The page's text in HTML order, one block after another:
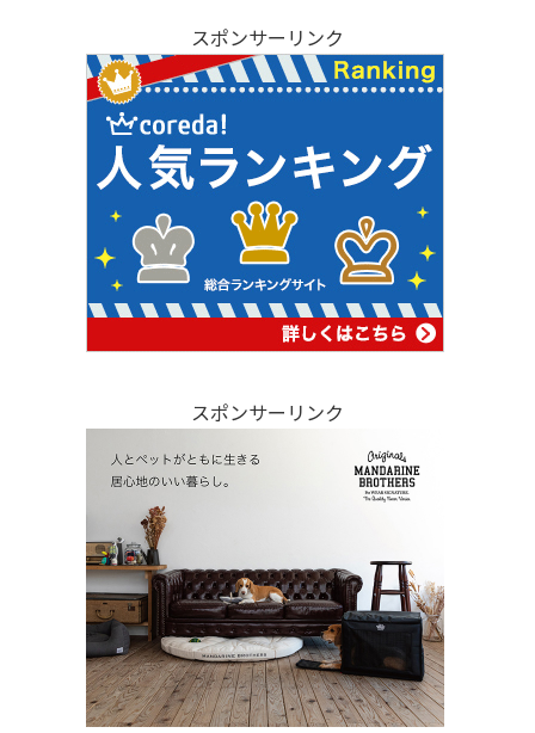
スポンサーリンク
スポンサーリンク